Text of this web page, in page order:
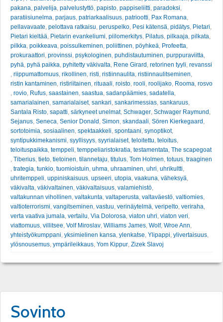
pakana, palvelija, palvelustyttö, papisto, pappiseliitti, paradoksi,
paratiisiunelma, parjaus, patriarkaalisuus, patriootti, Pax Romana,
pellavavaate, pelottava ratkaisu, peruspelko, Pesi kätensä, pidätys, Pietari,
Pietari kieltää, Pietarin evankeliumi, piilomerkitys, Pilatus, pilkaaja, pilkata,
pilkka, poikkeava, poissulkeminen, poliittinen, pöyhkeä, Profeetta,
prokuraattori, provinssi, psykologinen, puhdistautuminen, purppuraviitta,
pyhä, pyhä paikka, pyhitetty väkivalta, Rene Girard , retorinen tyyli, revanssi
, riippumattomuus, rikollinen, risti, ristiinnaulita, ristiinnaulitseminen,
ristin kantaminen, ristiriitainen, rituaali, roisto, rooli, roolijako, Rooma, rosvo
, rovio, Rufus, saastainen, saastua, sadanpäämies, sadatella,
samarialainen, samarialaiset, sankari, sankarimessias, sankaruus,
Santala Risto, sapatti, särkyneet unelmat, Schwager, Schwager Raymund ,
Sejanus, Seneca, Senior Donald , Simon, skandaali, Sören Kierkegaard ,
sortotoimia, sosiaalinen, spektaakkeli, spontaani, synoptikot,
syntipukkimekanismi, syyllisyys, syyrialaiset, teloitettu, teloitus,
teloituspaikka, temppeli, temppeliaristokratia, testamentata, The scapegoat
, Tiberius, tieto, tietoinen, tilannetaju, titulus, Tom Holmen, totuus, traaginen
, trategia, tunkio, tuomioistuin, uhma, uhraaminen, uhri, uhrikultti,
uhritemppeli, uppiniskaisuus, upseeri, utopia, vaakuna, väheksyä,
väkivalta, väkivaltainen, väkivaltaisuus, valamiehistö,
valtakunnan vihollinen, valtakunta, valtaperusta, valtaväestö, valtiomies,
valtioterrorismi, vangitseminen, vastuu, verinäytelmä, veripelto, veriraha,
verta vaativa jumala, vertailu, Via Dolorosa, viaton uhri, viaton veri,
viattomuus, villitsee, Volf Miroslav, Williams James, Wolf, Wroe Ann,
yhteistyökumppani, yksimielinen kansa, ylenkatse, Ylipappi, ylivertaisuus,
ylösnousemus, ympärileikkaus, Yom Kippur, Zizek Slavoj
Sovinto